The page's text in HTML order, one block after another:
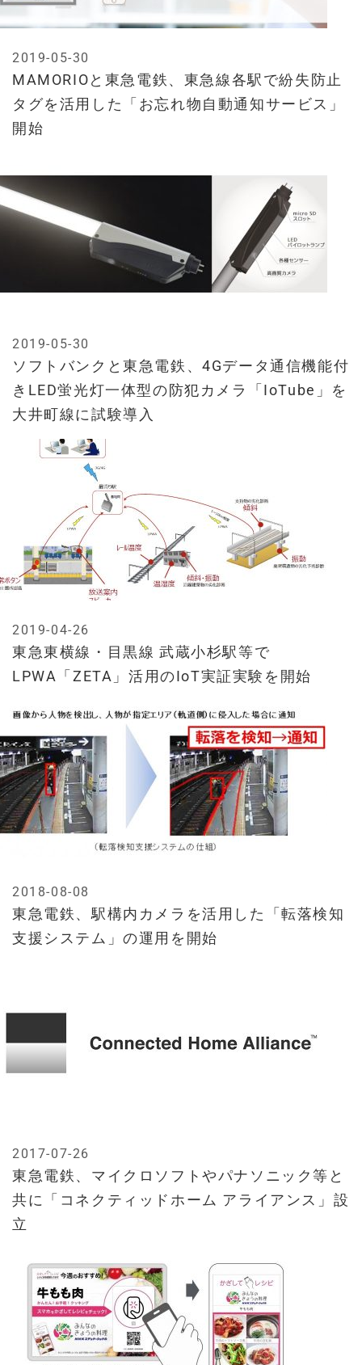
MAMORIOと東急電鉄、東急線各駅で紛失防止
タグを活用した「お忘れ物自動通知サービス」
開始
2019-05-30
ソフトバンクと東急電鉄、4Gデータ通信機能付
きLED蛍光灯一体型の防犯カメラ「IoTube」を
大井町線に試験導入
2019-05-30
東急東横線・目黒線 武蔵小杉駅等で
LPWA「ZETA」活用のIoT実証実験を開始
2019-04-26
東急電鉄、駅構内カメラを活用した「転落検知
支援システム」の運用を開始
2018-08-08
東急電鉄、マイクロソフトやパナソニック等と
共に「コネクティッドホーム アライアンス」設
立
2017-07-26